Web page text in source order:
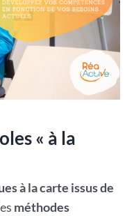
« à la
à la carte issus de
méthodes